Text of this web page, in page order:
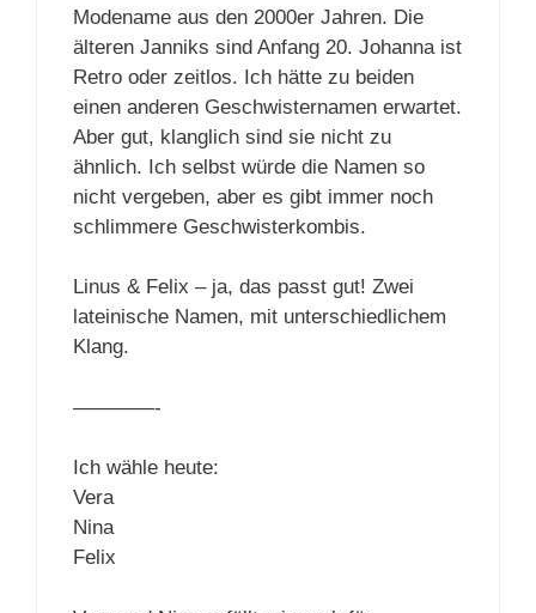
Modename aus den 2000er Jahren. Die
älteren Janniks sind Anfang 20. Johanna ist
Retro oder zeitlos. Ich hätte zu beiden
einen anderen Geschwisternamen erwartet.
Aber gut, klanglich sind sie nicht zu
ähnlich. Ich selbst würde die Namen so
nicht vergeben, aber es gibt immer noch
schlimmere Geschwisterkombis.
Linus & Felix – ja, das passt gut! Zwei
lateinische Namen, mit unterschiedlichem
Klang.
————-
Ich wähle heute:
Vera
Nina
Felix